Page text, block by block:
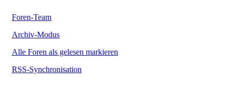
Foren-Team
Archiv-Modus
Alle Foren als gelesen markieren
RSS-Synchronisation